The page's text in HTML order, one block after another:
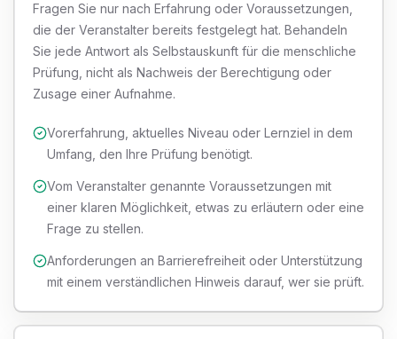
Fragen Sie nur nach Erfahrung oder Voraussetzungen,
die der Veranstalter bereits festgelegt hat. Behandeln
Sie jede Antwort als Selbstauskunft für die menschliche
Prüfung, nicht als Nachweis der Berechtigung oder
Zusage einer Aufnahme.
Vorerfahrung, aktuelles Niveau oder Lernziel in dem
Umfang, den Ihre Prüfung benötigt.
Vom Veranstalter genannte Voraussetzungen mit
einer klaren Möglichkeit, etwas zu erläutern oder eine
Frage zu stellen.
Anforderungen an Barrierefreiheit oder Unterstützung
mit einem verständlichen Hinweis darauf, wer sie prüft.